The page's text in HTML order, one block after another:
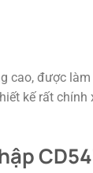
được
kế rất